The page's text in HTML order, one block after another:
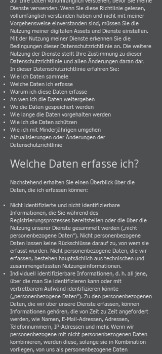
Dienste verwenden. Wenn Sie diese Richtlinie gelesen,
vollumfänglich verstanden haben und nicht mit meiner
Vorgehensweise einverstanden sind, müssen Sie die
Nutzung meiner digitalen Assets und Dienste einstellen.
Mit der Nutzung meiner Dienste erkennen Sie die
Bedingungen dieser Datenschutzrichtlinie an. Die weitere
Nutzung der Dienste stellt Ihre Zustimmung zu dieser
Datenschutzrichtlinie und allen Änderungen daran dar.
In dieser Datenschutzrichtlinie erfahren Sie:
Wie ich Daten sammele
Welche Daten ich erfasse
Warum ich diese Daten erfasse
An wen ich die Daten weitergeben
Wo die Daten gespeichert werden
Wie lange die Daten vorgehalten werden
Wie ich die Daten schützen
Wie ich mit Minderjährigen umgehen
Aktualisierungen oder Änderungen der
Datenschutzrichtlinie
Welche Daten erfasse ich?
Nachstehend erhalten Sie einen Überblick über die
Daten, die ich erfassen können:
Nicht identifizierte und nicht identifizierbare
Informationen, die Sie während des
Registrierungsprozesses bereitstellen oder die über die
Nutzung unserer Dienste gesammelt werden („nicht
personenbezogene Daten“). Nicht personenbezogene
Daten lassen keine Rückschlüsse darauf zu, von wem sie
erfasst wurden. Nicht personenbezogene Daten, die wir
erfassen, bestehen hauptsächlich aus technischen und
zusammengefassten Nutzungsinformationen.
Individuell identifizierbare Informationen, d. h. all jene,
über die man Sie identifizieren kann oder mit
vertretbarem Aufwand identifizieren könnte
(„personenbezogene Daten“). Zu den personenbezogenen
Daten, die wir über unsere Dienste erfassen, können
Informationen gehören, die von Zeit zu Zeit angefordert
werden, wie Namen, E-Mail-Adressen, Adressen,
Telefonnummern, IP-Adressen und mehr. Wenn wir
personenbezogene mit nicht personenbezogenen Daten
kombinieren, werden diese, solange sie in Kombination
vorliegen, von uns als personenbezogene Daten